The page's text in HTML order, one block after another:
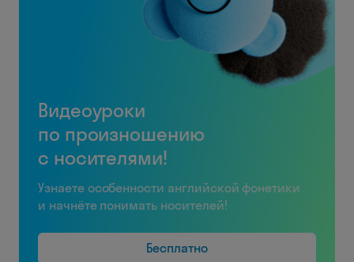
Видеоуроки
по произношению
с носителями!
Узнаете особенности английской фонетики
и начнёте понимать носителей!
Бесплатно